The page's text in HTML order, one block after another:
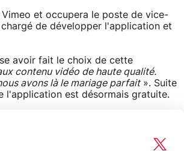
et occupera le poste de vice-
de développer l'application et
avoir fait le choix de cette
contenu vidéo de haute qualité.
avons là le mariage parfait». Suite
l'application est désormais gratuite.